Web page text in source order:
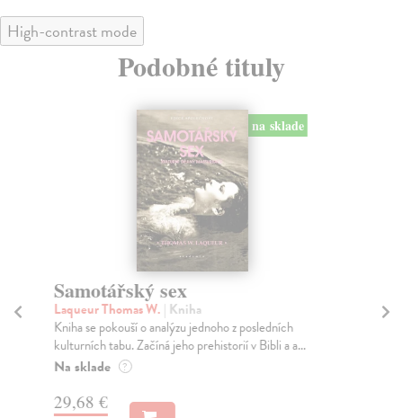
High-contrast mode
Podobné tituly
na sklade
Samotářský sex
Laqueur Thomas W. | Kniha
Kniha se pokouší o analýzu jednoho z posledních
kulturních tabu. Začíná jeho prehistorií v Bibli a a...
Na sklade ?
29,68 €